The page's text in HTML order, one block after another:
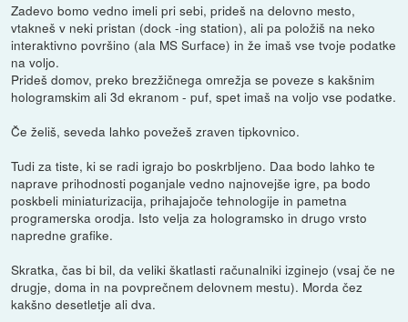
Zadevo bomo vedno imeli pri sebi, prideš na delovno mesto,
vtakneš v neki pristan (dock -ing station), ali pa položiš na neko
interaktivno površino (ala MS Surface) in že imaš vse tvoje podatke
na voljo.
Prideš domov, preko brezžičnega omrežja se poveze s kakšnim
hologramskim ali 3d ekranom - puf, spet imaš na voljo vse podatke.
Če želiš, seveda lahko povežeš zraven tipkovnico.
Tudi za tiste, ki se radi igrajo bo poskrbljeno. Daa bodo lahko te
naprave prihodnosti poganjale vedno najnovejše igre, pa bodo
poskbeli miniaturizacija, prihajajoče tehnologije in pametna
programerska orodja. Isto velja za hologramsko in drugo vrsto
napredne grafike.
Skratka, čas bi bil, da veliki škatlasti računalniki izginejo (vsaj če ne
drugje, doma in na povprečnem delovnem mestu). Morda čez
kakšno desetletje ali dva.